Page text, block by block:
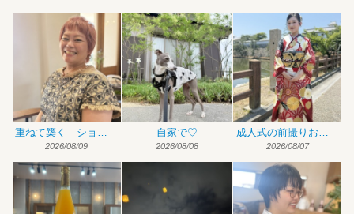
重ねて築く ショート×ハイトーンカラー
2026/08/09
自家で♡
2026/08/08
成人式の前撮りお手伝い
2026/08/07